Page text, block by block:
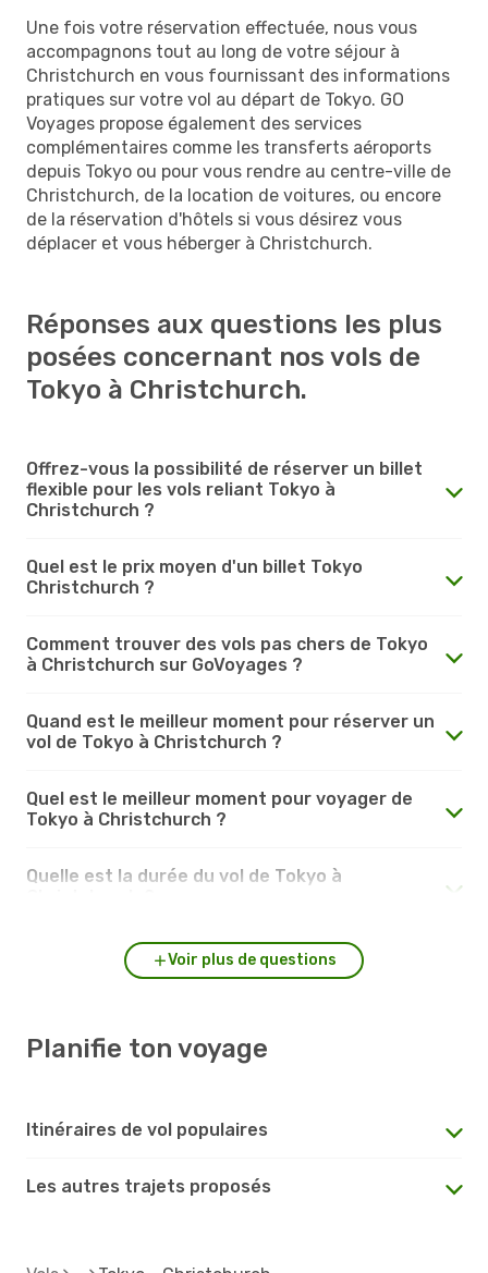
Une fois votre réservation effectuée, nous vous
accompagnons tout au long de votre séjour à
Christchurch en vous fournissant des informations
pratiques sur votre vol au départ de Tokyo. GO
Voyages propose également des services
complémentaires comme les transferts aéroports
depuis Tokyo ou pour vous rendre au centre-ville de
Christchurch, de la location de voitures, ou encore
de la réservation d'hôtels si vous désirez vous
déplacer et vous héberger à Christchurch.
Réponses aux questions les plus
posées concernant nos vols de
Tokyo à Christchurch.
Offrez-vous la possibilité de réserver un billet
flexible pour les vols reliant Tokyo à
Christchurch ?
Quel est le prix moyen d'un billet Tokyo
Christchurch ?
Comment trouver des vols pas chers de Tokyo
à Christchurch sur GoVoyages ?
Quand est le meilleur moment pour réserver un
vol de Tokyo à Christchurch ?
Quel est le meilleur moment pour voyager de
Tokyo à Christchurch ?
Quelle est la durée du vol de Tokyo à
Voir plus de questions
Planifie ton voyage
Itinéraires de vol populaires
Les autres trajets proposés